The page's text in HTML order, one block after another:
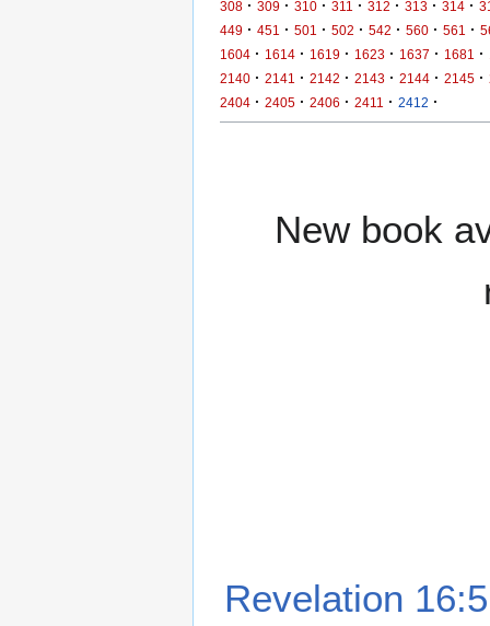
308 · 309 · 310 · 311 · 312 · 313 · 314 ·
449 · 451 · 501 · 502 · 542 · 560 · 561 ·
1604 · 1614 · 1619 · 1623 · 1637 · 1681 ·
2140 · 2141 · 2142 · 2143 · 2144 · 2145 ·
2404 · 2405 · 2406 · 2411 · 2412 ·
New book
Revelation